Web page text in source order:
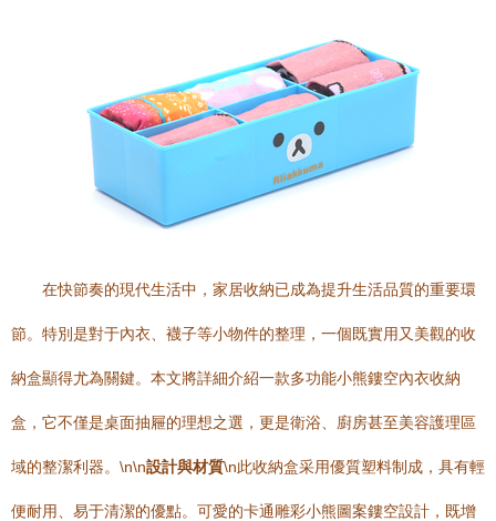
在快節奏的現代生活中，家居收納已成為提升生活品質的重要環
節。特別是對于內衣、襪子等小物件的整理，一個既實用又美觀的收
納盒顯得尤為關鍵。本文將詳細介紹一款多功能小熊鏤空內衣收納
盒，它不僅是桌面抽屜的理想之選，更是衛浴、廚房甚至美容護理區
域的整潔利器。\n\n設計與材質\n此收納盒采用優質塑料制成，具有輕
便耐用、易于清潔的優點。可愛的卡通雕彩小熊圖案鏤空設計，既增